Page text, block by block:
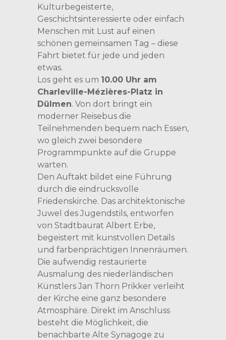
Kulturbegeisterte,
Geschichtsinteressierte oder einfach
Menschen mit Lust auf einen
schönen gemeinsamen Tag – diese
Fahrt bietet für jede und jeden
etwas.
Los geht es um 10.00 Uhr am
Charleville-Mézières-Platz in
Dülmen. Von dort bringt ein
moderner Reisebus die
Teilnehmenden bequem nach Essen,
wo gleich zwei besondere
Programmpunkte auf die Gruppe
warten.
Den Auftakt bildet eine Führung
durch die eindrucksvolle
Friedenskirche. Das architektonische
Juwel des Jugendstils, entworfen
von Stadtbaurat Albert Erbe,
begeistert mit kunstvollen Details
und farbenprächtigen Innenräumen.
Die aufwendig restaurierte
Ausmalung des niederländischen
Künstlers Jan Thorn Prikker verleiht
der Kirche eine ganz besondere
Atmosphäre. Direkt im Anschluss
besteht die Möglichkeit, die
benachbarte Alte Synagoge zu